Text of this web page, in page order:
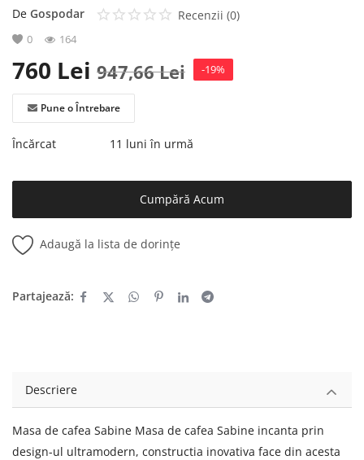
De Gospodar Recenzii (0)
0 164
760 Lei 947,66Lei -19%
Pune o Întrebare
Încărcat 11 luni în urmă
Cumpără Acum
Adaugă la lista de dorințe
Partajează:
Descriere
Masa de cafea Sabine Masa de cafea Sabine incanta prin
design-ul ultramodern, constructia inovativa face din acesta